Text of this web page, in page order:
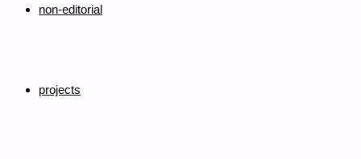
non-editorial
projects
boven